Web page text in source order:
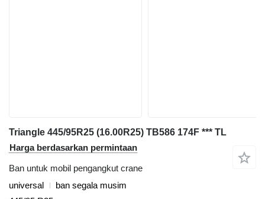
Triangle 445/95R25 (16.00R25) TB586 174F *** TL
Harga berdasarkan permintaan
Ban untuk mobil pengangkut crane
universal
ban segala musim